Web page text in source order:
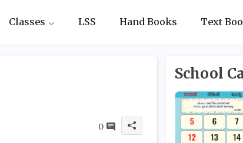
Classes LSS Hand Books Text
0
School